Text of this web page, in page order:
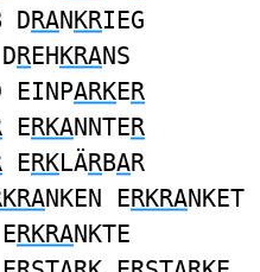
DRANKRIEG
REHKRANS
EINPARKER
ERKANNTER
ERKLÄRBAR
NKEN ERKRANKET
RKRANKTE